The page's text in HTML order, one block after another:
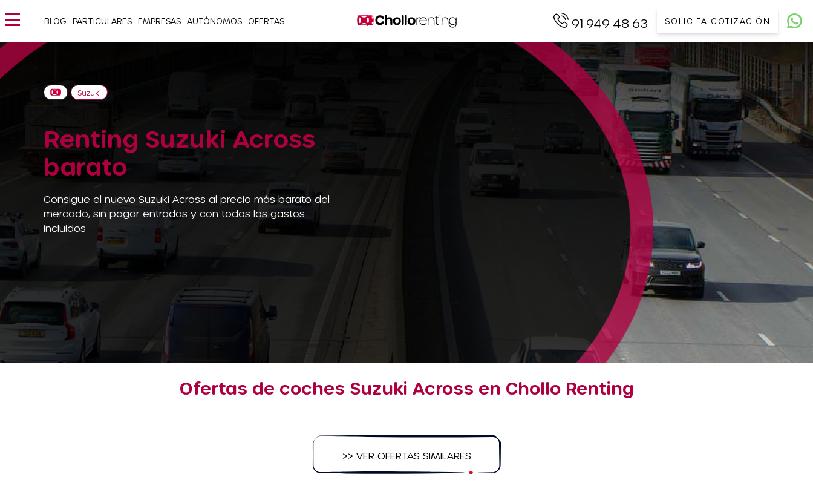
BLOG PARTICULARES EMPRESAS AUTÓNOMOS OFERTAS 91 949 48 63 SOLICITA COTIZACIÓN
Renting Suzuki Across
barato
Consigue el nuevo Suzuki Across al precio más barato del
mercado, sin pagar entradas y con todos los gastos
incluidos
Suzuki
Ofertas de coches Suzuki Across en Chollo Renting
>> VER OFERTAS SIMILARES